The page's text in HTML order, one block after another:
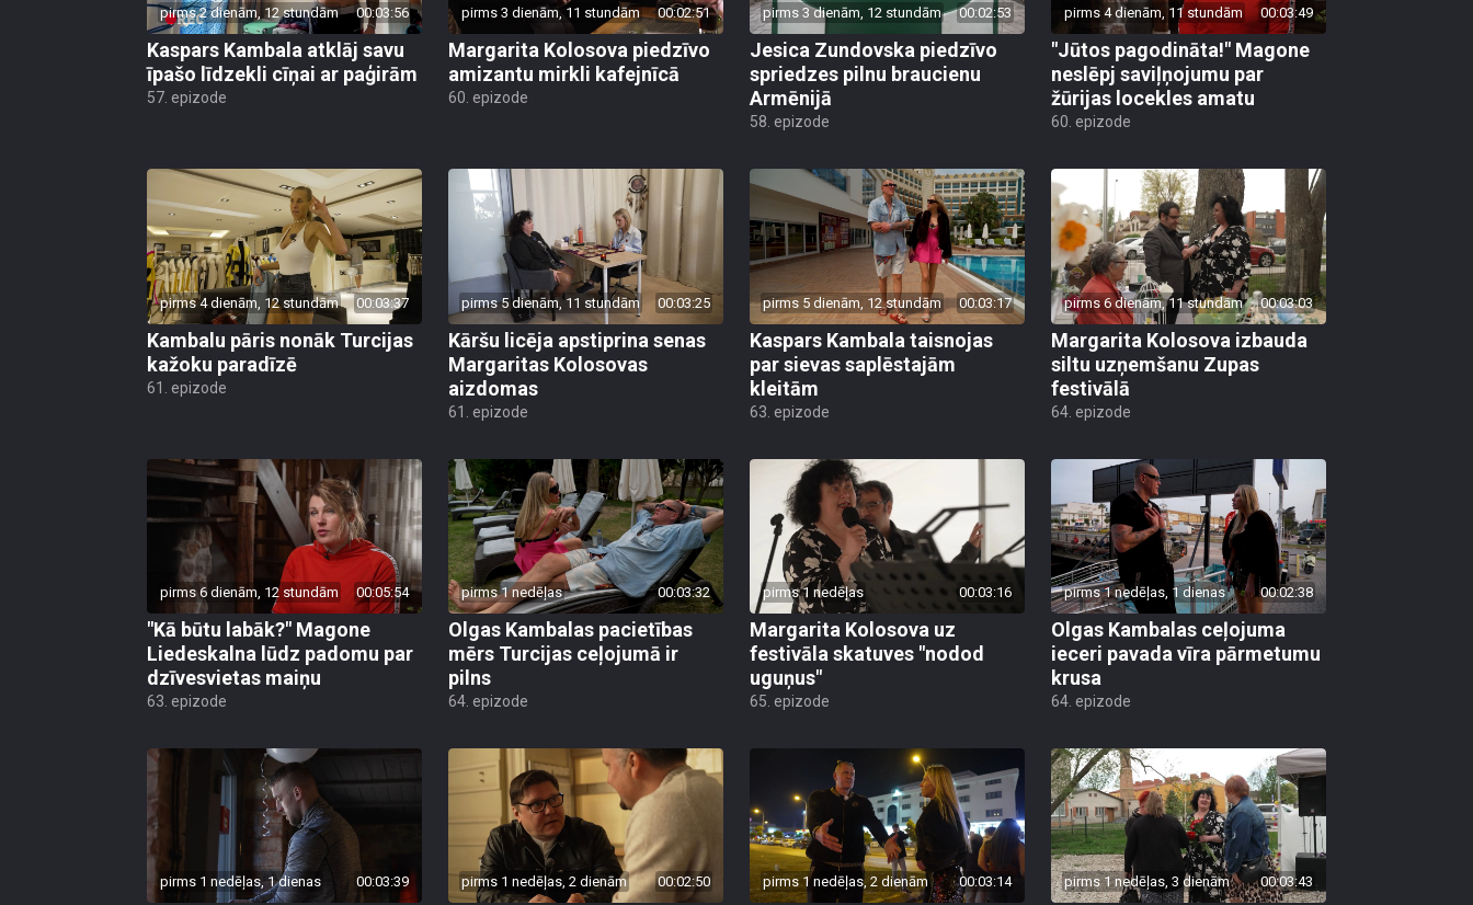
pirms 2 dienām, 12 stundām 00:03:56
Kaspars Kambala atklāj savu
īpašo līdzekli cīņai ar paģirām
57. epizode
pirms 3 dienām, 11 stundām 00:02:51
Margarita Kolosova piedzīvo
amizantu mirkli kafejnīcā
60. epizode
pirms 3 dienām, 12 stundām 00:02:53
Jesica Zundovska piedzīvo
spriedzes pilnu braucienu
Armēnijā
58. epizode
pirms 4 dienām, 11 stundām 00:03:49
"Jūtos pagodināta!" Magone
neslēpj saviļņojumu par
žūrijas locekles amatu
60. epizode
pirms 4 dienām, 12 stundām 00:03:37
Kambalu pāris nonāk Turcijas
kažoku paradīzē
61. epizode
pirms 5 dienām, 11 stundām 00:03:25
Kāršu licēja apstiprina senas
Margaritas Kolosovas
aizdomas
61. epizode
pirms 5 dienām, 12 stundām 00:03:17
Kaspars Kambala taisnojas
par sievas saplēstajām
kleitām
63. epizode
pirms 6 dienām, 11 stundām 00:03:03
Margarita Kolosova izbauda
siltu uzņemšanu Zupas
festivālā
64. epizode
pirms 6 dienām, 12 stundām 00:05:54
"Kā būtu labāk?" Magone
Liedeskalna lūdz padomu par
dzīvesvietas maiņu
63. epizode
pirms 1 nedēļas 00:03:32
Olgas Kambalas pacietības
mērs Turcijas ceļojumā ir
pilns
64. epizode
pirms 1 nedēļas 00:03:16
Margarita Kolosova uz
festivāla skatuves "nodod
uguņus"
65. epizode
pirms 1 nedēļas, 1 dienas 00:02:38
Olgas Kambalas ceļojuma
ieceri pavada vīra pārmetumu
krusa
64. epizode
pirms 1 nedēļas, 1 dienas 00:03:39 pirms 1 nedēļas, 2 dienām 00:02:50 pirms 1 nedēļas, 2 dienām 00:03:14 pirms 1 nedēļas, 3 dienām 00:03:43